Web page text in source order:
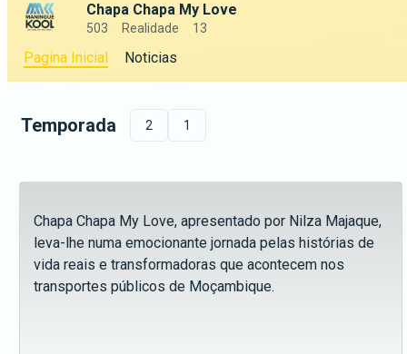
Chapa Chapa My Love
503 Realidade 13
Pagina Inicial Noticias
Temporada 2 1
Chapa Chapa My Love, apresentado por Nilza Majaque,
leva-lhe numa emocionante jornada pelas histórias de
vida reais e transformadoras que acontecem nos
transportes públicos de Moçambique.